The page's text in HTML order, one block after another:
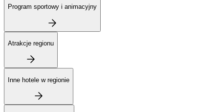
Program sportowy i animacyjny
Atrakcje regionu
Inne hotele w regionie